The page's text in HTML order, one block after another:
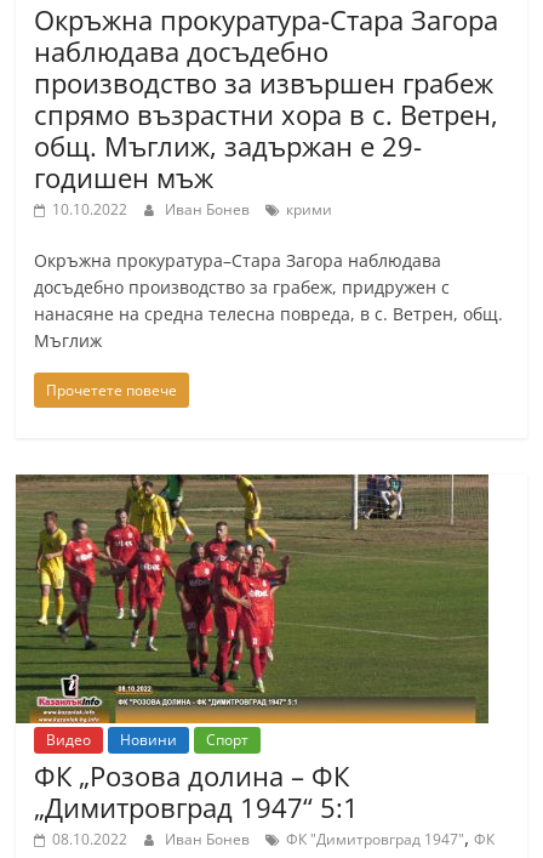
Окръжна прокуратура-Стара Загора
наблюдава досъдебно
производство за извършен грабеж
спрямо възрастни хора в с. Ветрен,
общ. Мъглиж, задържан е 29-
годишен мъж
10.10.2022 Иван Бонев крими
Окръжна прокуратура–Стара Загора наблюдава
досъдебно производство за грабеж, придружен с
нанасяне на средна телесна повреда, в с. Ветрен, общ.
Мъглиж
Прочетете повече
Видео Новини Спорт
ФК „Розова долина – ФК
„Димитровград 1947“ 5:1
08.10.2022 Иван Бонев ФК "Димитровград 1947",ФК